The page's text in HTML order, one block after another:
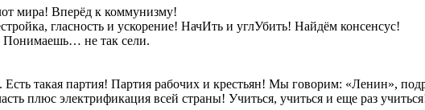
мира! Вперёд к коммунизму!
гласность и ускорение! НачИть и углУбить! Найдём консенсус!
не так сели.
такая партия! Партия рабочих и крестьян! Мы говорим: «Ленин»,
плюс электрификация всей страны! Учиться, учиться и еще раз